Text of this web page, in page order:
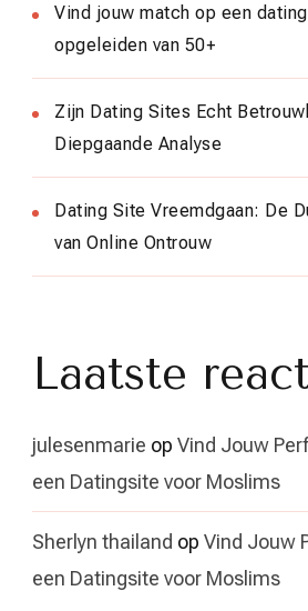
Vind jouw match op een
opgeleiden van 50+
Zijn Dating Sites Echt
Diepgaande Analyse
Dating Site Vreemdgaan: De
van Online Ontrouw
Laatste
julesenmarie op Vind Jouw
een Datingsite voor Moslims
Sherlyn thailand op Vind Jouw
een Datingsite voor Moslims